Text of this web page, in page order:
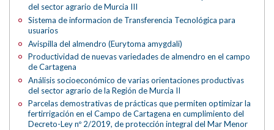
del sector agrario de Murcia III
Sistema de informacion de Transferencia Tecnológica para
usuarios
Avispilla del almendro (Eurytoma amygdali)
Productividad de nuevas variedades de almendro en el campo
de Cartagena
Análisis socioeconómico de varias orientaciones productivas
del sector agrario de la Región de Murcia II
Parcelas demostrativas de prácticas que permiten optimizar la
fertirrigación en el Campo de Cartagena en cumplimiento del
Decreto-Ley nº 2/2019, de protección integral del Mar Menor